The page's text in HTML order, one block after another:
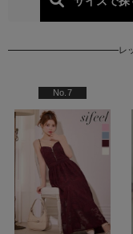
レ
人気ラ
No.7